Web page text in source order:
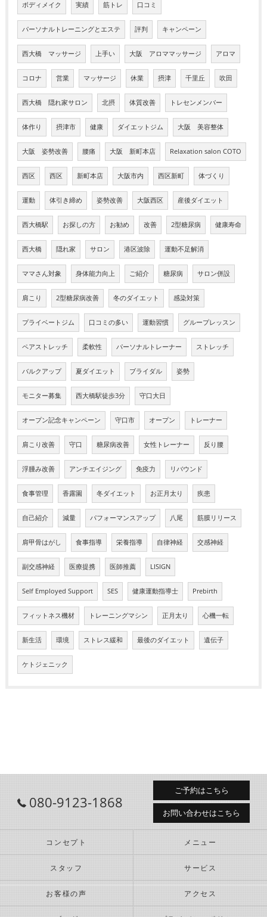
ボディメイク 実績 筋トレ 口コミ
パーソナルトレーニングとエステ 評判 キャンペーン
西大橋 マッサージ 上手い 大阪 アロママッサージ アロマ
コロナ 営業 マッサージ 休業 摂津 千里丘 吹田
西大橋 隠れ家サロン 北摂 体質改善 トレセンメンバー
体作り 摂津市 健康 ダイエットジム 大阪 美容整体
大阪 姿勢改善 腰痛 大阪 新町本店 Relaxation salon COTO
西区 西区 新町本店 大阪市内 西区新町 体づくり
運動 体引き締め 姿勢改善 大阪西区 産後ダイエット
西大橋駅 お探しの方 お勧め 改善 2型糖尿病 健康寿命
西大橋 隠れ家 サロン 港区波除 運動不足解消
ママさん対象 身体能力向上 ご紹介 糖尿病 サロン併設
肩こり 2型糖尿病改善 冬のダイエット 感染対策
プライベートジム 口コミの多い 運動習慣 グループレッスン
ペアストレッチ 柔軟性 パーソナルトレーナー ストレッチ
バルクアップ 夏ダイエット ブライダル 姿勢
モニター募集 西大橋駅徒歩3分 守口大日
オープン記念キャンペーン 守口市 オープン トレーナー
肩こり改善 守口 糖尿病改善 女性トレーナー 反り腰
浮腫み改善 アンチエイジング 免疫力 リバウンド
食事管理 香露園 冬ダイエット お正月太り 疾患
自己紹介 減量 パフォーマンスアップ 八尾 筋膜リリース
肩甲骨はがし 食事指導 栄養指導 自律神経 交感神経
副交感神経 医療提携 医師推薦 LISIGN
Self Employed Support SES 健康運動指導士 Prebirth
フィットネス機材 トレーニングマシン 正月太り 心機一転
新生活 環境 ストレス緩和 最後のダイエット 遺伝子
ケトジェニック
080-9123-1868
ご予約はこちら
お問い合わせはこちら
コンセプト メニュー
スタッフ サービス
お客様の声 アクセス